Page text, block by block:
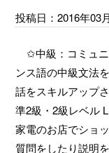
投稿日：2016年03
✩中級：コミュ
ンス語の中級文法
話をスキルアップ
準2級・2級レベル
家電のお店でショ
質問をしたり説明